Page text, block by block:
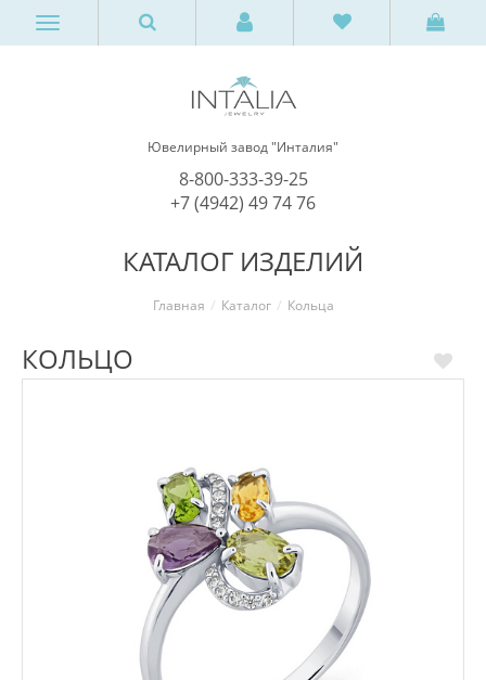
Ювелирный завод "Инталия"
8-800-333-39-25
+7 (4942) 49 74 76
КАТАЛОГ ИЗДЕЛИЙ
Главная Каталог Кольца
КОЛЬЦО